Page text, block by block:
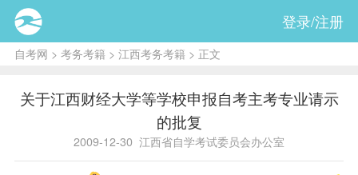
登录/注册
自考网 > 考务考籍 > 江西考务考籍 > 正文
关于江西财经大学等学校申报自考主考专业请示
的批复
2009-12-30 江西省自学考试委员会办公室